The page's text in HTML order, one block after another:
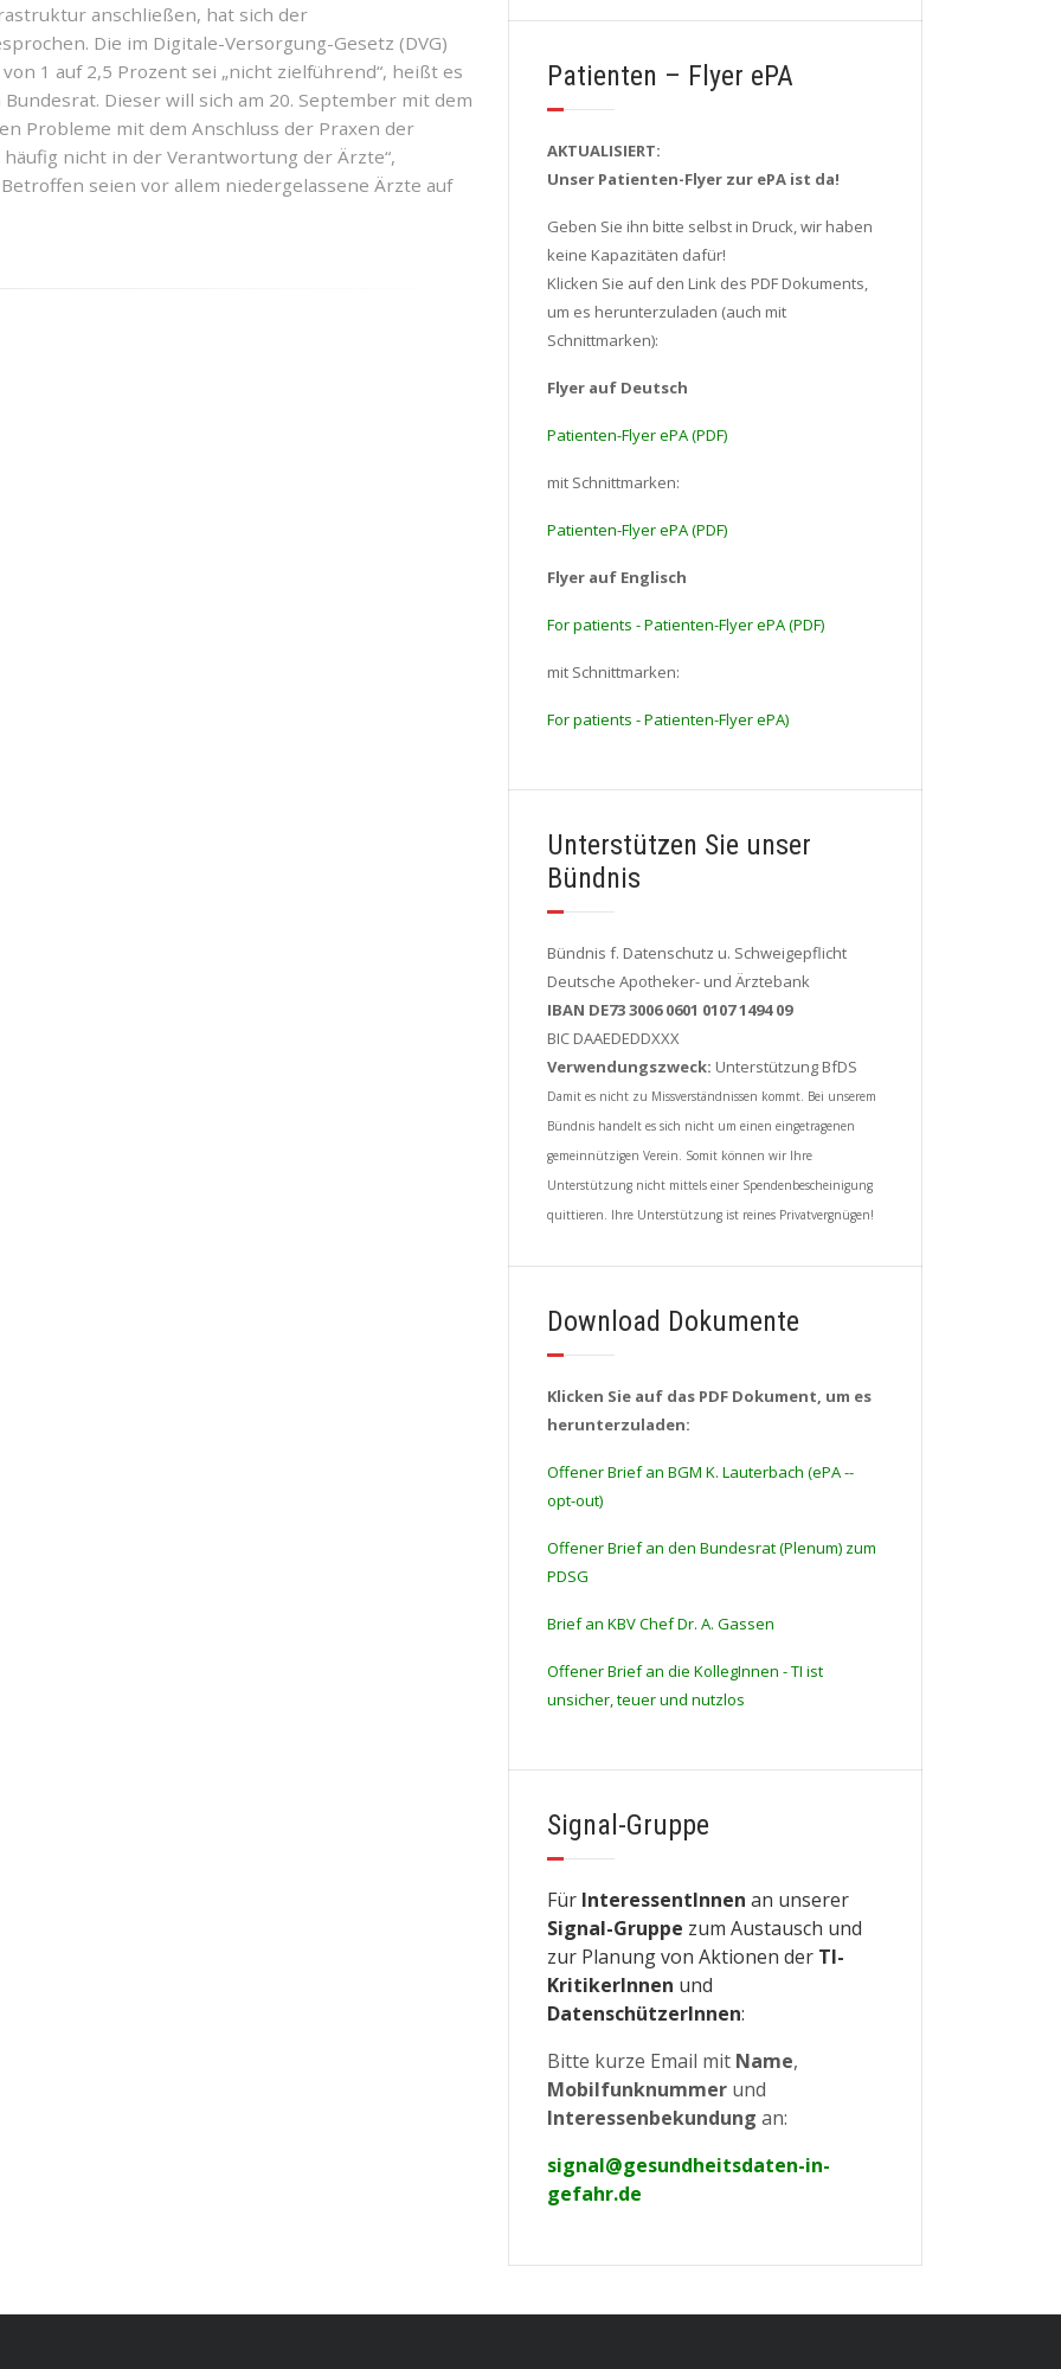
ab
anschließen, hat sich der
Die im Digitale-Versorgung-Gesetz (DVG)
1 auf 2,5 Prozent sei „nicht zielführend“, heißt es
Dieser will sich am 20. September mit dem
Probleme mit dem Anschluss der Praxen der
nicht in der Verantwortung der Ärzte“,
seien vor allem niedergelassene Ärzte auf
Patienten – Flyer ePA
AKTUALISIERT:
Unser Patienten-Flyer zur ePA ist da!
Geben Sie ihn bitte selbst in Druck, wir haben
keine Kapazitäten dafür!
Klicken Sie auf den Link des PDF Dokuments,
um es herunterzuladen (auch mit
Schnittmarken):
Flyer auf Deutsch
Patienten-Flyer ePA (PDF)
mit Schnittmarken:
Patienten-Flyer ePA (PDF)
Flyer auf Englisch
For patients - Patienten-Flyer ePA (PDF)
mit Schnittmarken:
For patients - Patienten-Flyer ePA)
Unterstützen Sie unser
Bündnis
Bündnis f. Datenschutz u. Schweigepflicht
Deutsche Apotheker- und Ärztebank
IBAN DE73 3006 0601 0107 1494 09
BIC DAAEDEDDXXX
Verwendungszweck: Unterstützung BfDS
Damit es nicht zu Missverständnissen kommt. Bei unserem
Bündnis handelt es sich nicht um einen eingetragenen
gemeinnützigen Verein. Somit können wir Ihre
Unterstützung nicht mittels einer Spendenbescheinigung
quittieren. Ihre Unterstützung ist reines Privatvergnügen!
Download Dokumente
Klicken Sie auf das PDF Dokument, um es
herunterzuladen:
Offener Brief an BGM K. Lauterbach (ePA --
opt-out)
Offener Brief an den Bundesrat (Plenum) zum
PDSG
Brief an KBV Chef Dr. A. Gassen
Offener Brief an die KollegInnen - TI ist
unsicher, teuer und nutzlos
Signal-Gruppe
Für InteressentInnen an unserer
Signal-Gruppe zum Austausch und
zur Planung von Aktionen der TI-
KritikerInnen und
DatenschützerInnen:
Bitte kurze Email mit Name,
Mobilfunknummer und
Interessenbekundung an:
signal@gesundheitsdaten-in-
gefahr.de